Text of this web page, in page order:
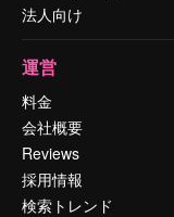
法人向け
運営
料金
会社概要
Reviews
採用情報
検索トレンド